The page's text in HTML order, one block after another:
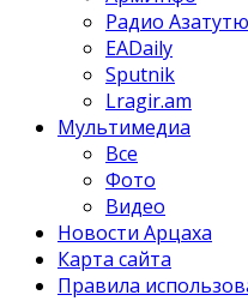
Радио
EADaily
Sputnik
Lragir.am
Мультимедиа
Все
Фото
Видео
Новости Арцаха
Карта сайта
Правила